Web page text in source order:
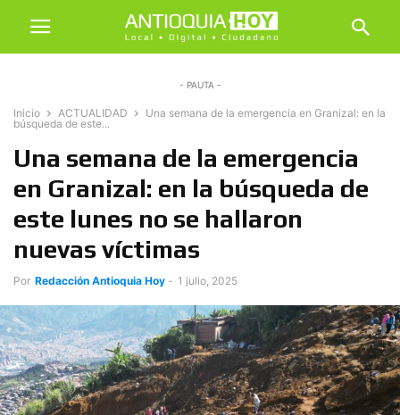
- PAUTA -
Inicio ACTUALIDAD
Una semana de la emergencia en Granizal: en la
búsqueda de este...
Una semana de la emergencia
en Granizal: en la búsqueda de
este lunes no se hallaron
nuevas víctimas
Por Redacción Antioquia Hoy - 1 julio, 2025